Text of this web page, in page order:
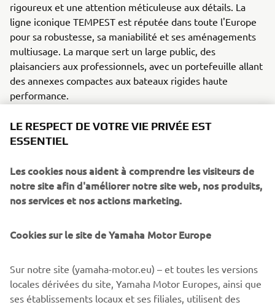
rigoureux et une attention méticuleuse aux détails. La
ligne iconique TEMPEST est réputée dans toute l'Europe
pour sa robustesse, sa maniabilité et ses aménagements
multiusage. La marque sert un large public, des
plaisanciers aux professionnels, avec un portefeuille allant
des annexes compactes aux bateaux rigides haute
performance.
Chaque modèle allie le style italien à des performances
fiables, excellant dans la navigation,
Porté par la R&D et la technologie de pointe
, Capelli évolue en permanence pour améliorer
l'expérience mondiale de la navigation
1/13
LE RESPECT DE VOTRE VIE PRIVÉE EST
ESSENTIEL
Les cookies nous aident à comprendre les visiteurs de
notre site afin d'améliorer notre site web, nos produits,
nos services et nos actions marketing.
Cookies sur le site de Yamaha Motor Europe
Sur notre site (yamaha-motor.eu) – et toutes les versions
locales dérivées du site, Yamaha Motor Europes, ainsi que
ses établissements locaux et ses filiales, utilisent des